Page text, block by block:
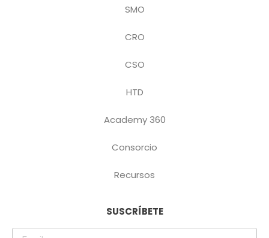
SMO
CRO
CSO
HTD
Academy 360
Consorcio
Recursos
SUSCRÍBETE